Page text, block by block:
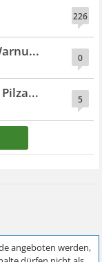
226
0
5